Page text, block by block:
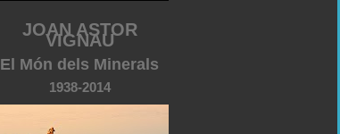
JOAN ASTOR
VIGNAU
El Món dels Minerals
1938-2014